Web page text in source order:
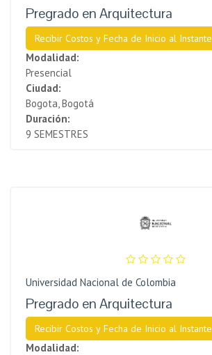
Pregrado en Arquitectura
Recibir Costos y Fecha de Inicio al Instante
Modalidad:
Presencial
Ciudad:
Bogota, Bogotá
Duración:
9 SEMESTRES
Universidad Nacional de Colombia
Pregrado en Arquitectura
Recibir Costos y Fecha de Inicio al Instante
Modalidad: